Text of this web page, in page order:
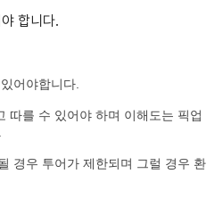
합니다.
어야합니다.
따를 수 있어야 하며 이해도는 픽업
경우 투어가 제한되며 그럴 경우 환